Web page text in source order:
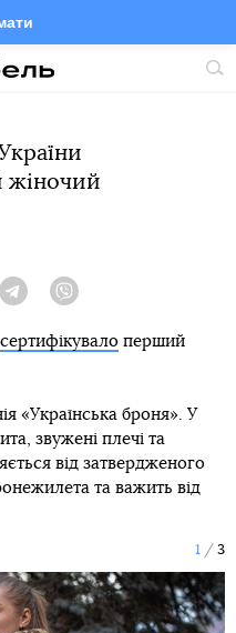
Twitter
жіночий
Telegram
сертифікувало перший
«Українська броня». У
звужені плечі та
від затвердженого
та важить від
1 3